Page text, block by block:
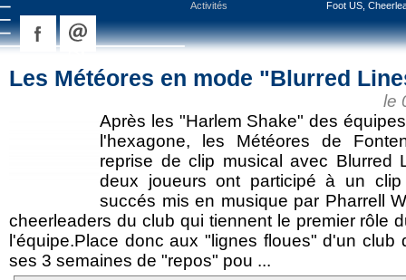
Activités
Foot US,
Les Météores en mode "Blurred
le
Après les "Harlem Shake" des
l'hexagone, les Météores de
reprise de clip musical avec Blurred
deux joueurs ont participé à un
succés mis en musique par Pharrell
cheerleaders du club qui tiennent le premier rôle
l'équipe.Place donc aux "lignes floues" d'un club
ses 3 semaines de "repos" pou ...